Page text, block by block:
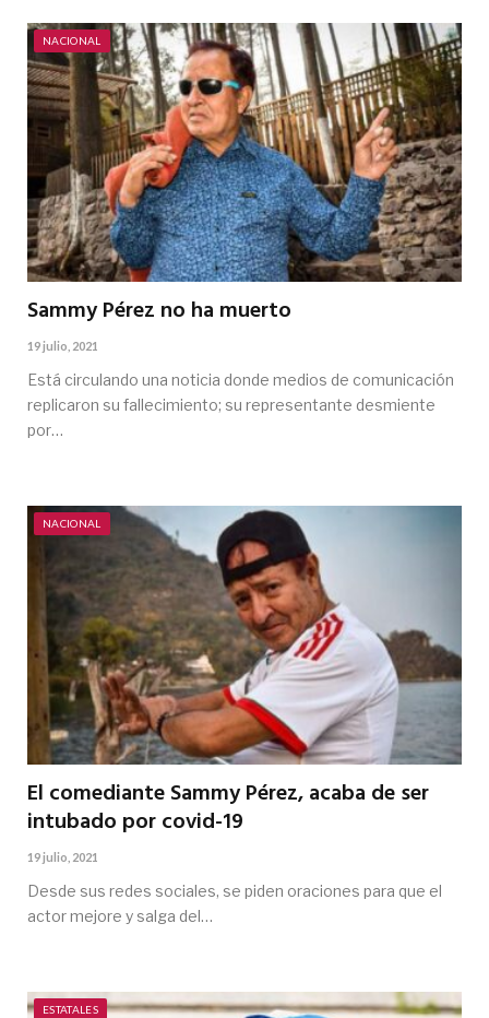
NACIONAL
Sammy Pérez no ha muerto
19 julio, 2021
Está circulando una noticia donde medios de comunicación
replicaron su fallecimiento; su representante desmiente
por…
NACIONAL
El comediante Sammy Pérez, acaba de ser
intubado por covid-19
19 julio, 2021
Desde sus redes sociales, se piden oraciones para que el
actor mejore y salga del…
ESTATALES